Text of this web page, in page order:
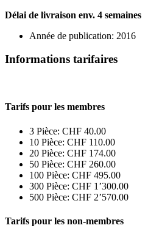
Délai de livraison env. 4 semaines
Année de publication: 2016
Informations tarifaires
Tarifs pour les membres
3 Pièce: CHF 40.00
10 Pièce: CHF 110.00
20 Pièce: CHF 174.00
50 Pièce: CHF 260.00
100 Pièce: CHF 495.00
300 Pièce: CHF 1’300.00
500 Pièce: CHF 2’570.00
Tarifs pour les non-membres